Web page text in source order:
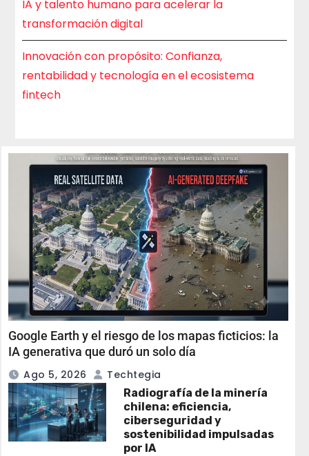
IA y talento humano para acelerar la
transformación digital
Innovación con propósito: Confianza,
rentabilidad y tecnología en el ecosistema
fintech
Google Earth y el riesgo de los mapas ficticios: la
IA generativa que duró un solo día
Ago 5, 2026 Techtegia
Radiografía de la minería
chilena: eficiencia,
ciberseguridad y
sostenibilidad impulsadas
por IA